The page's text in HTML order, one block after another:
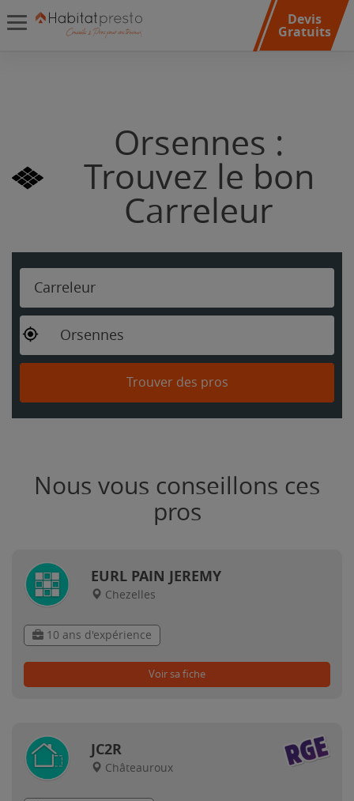
Devis
Gratuits
Orsennes :
Trouvez le bon
Carreleur
Carreleur
Orsennes
Trouver des pros
Nous vous conseillons ces
pros
EURL PAIN JEREMY
Chezelles
10 ans d'expérience
Voir sa fiche
JC2R
Châteauroux